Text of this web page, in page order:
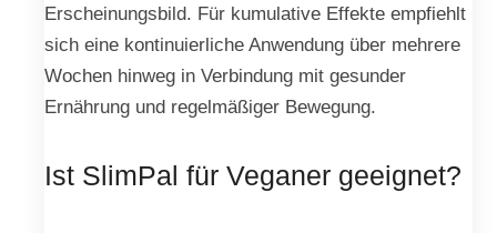
Erscheinungsbild. Für kumulative Effekte empfiehlt
sich eine kontinuierliche Anwendung über mehrere
Wochen hinweg in Verbindung mit gesunder
Ernährung und regelmäßiger Bewegung.
Ist SlimPal für Veganer geeignet?